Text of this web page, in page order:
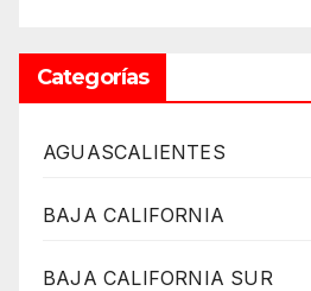
Categorías
AGUASCALIENTES
BAJA CALIFORNIA
BAJA CALIFORNIA SUR